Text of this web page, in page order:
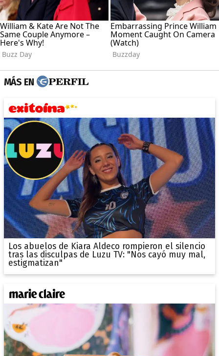
MÁS EN
Los abuelos de Kiara Aldeco rompieron el silencio
tras las disculpas de Luzu TV: "Nos cayó muy mal,
estigmatizan"